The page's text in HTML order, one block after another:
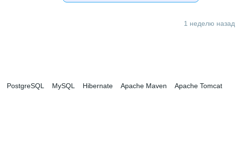
1 неделю назад
PostgreSQL MySQL Hibernate Apache Maven
Apache Tomcat